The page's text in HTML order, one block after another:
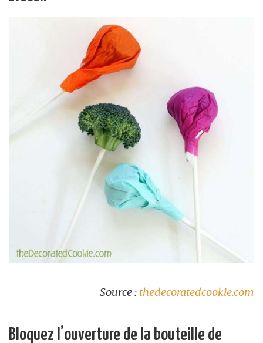
Source : thedecoratedcookie.com
Bloquez l’ouverture de la bouteille de